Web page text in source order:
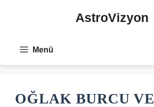
AstroVizyon
Menü
OĞLAK BURCU VE